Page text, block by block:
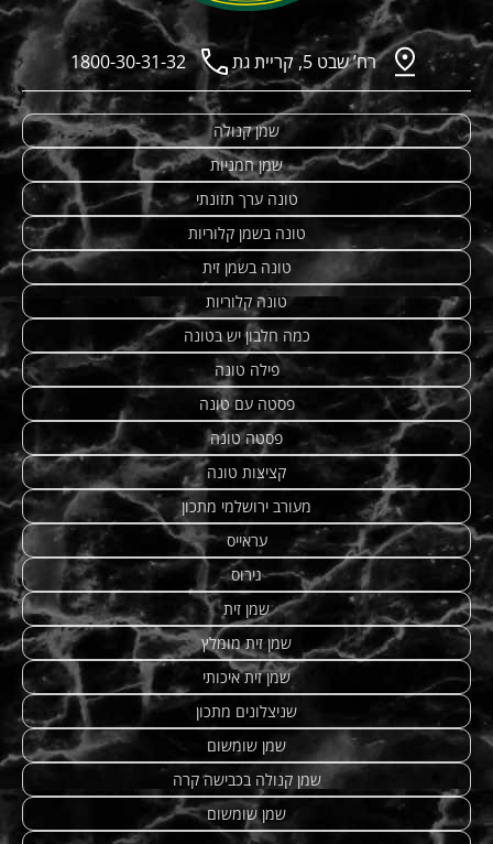
רח’ שבט 5, קריית גת 1800-30-31-32
שמן קנולה
שמן חמניות
טונה ערך תזונתי
טונה בשמן קלוריות
טונה בשמן זית
טונה קלוריות
כמה חלבון יש בטונה
פילה טונה
פסטה עם טונה
פסטה טונה
קציצות טונה
מעורב ירושלמי מתכון
עראייס
גירוס
שמן זית
שמן זית מומלץ
שמן זית איכותי
שניצלונים מתכון
שמן שומשום
שמן קנולה בכבישה קרה
שמן שומשום